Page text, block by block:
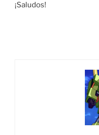
¡Saludos!